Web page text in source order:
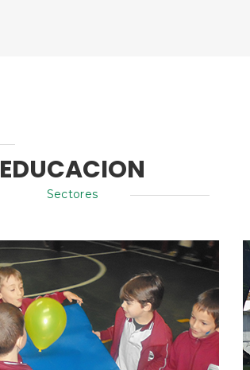
EDUCACION
Sectores